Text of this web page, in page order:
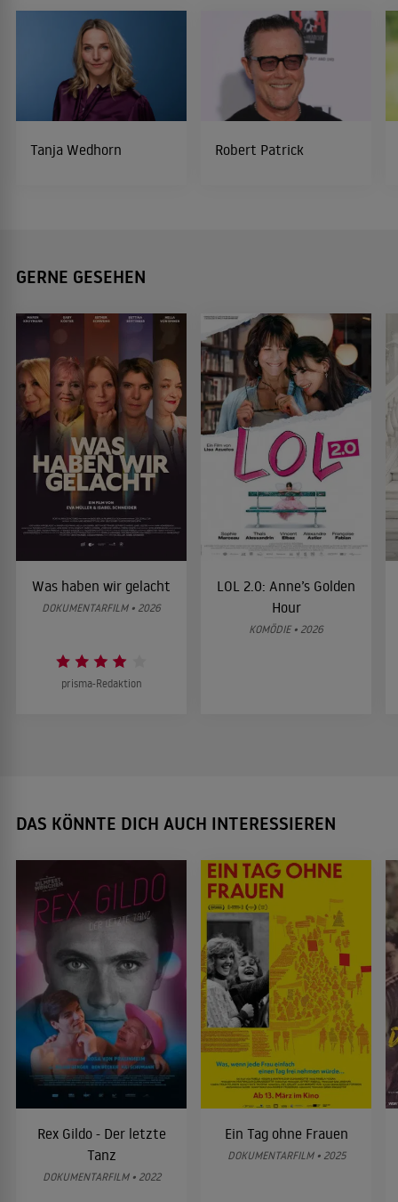
Tanja Wedhorn Robert Patrick
GERNE GESEHEN
Was haben wir gelacht
DOKUMENTARFILM • 2026
prisma-Redaktion
LOL 2.0: Anne’s Golden
Hour
KOMÖDIE • 2026
DAS KÖNNTE DICH AUCH INTERESSIEREN
Rex Gildo - Der letzte
Tanz
DOKUMENTARFILM • 2022
Ein Tag ohne Frauen
DOKUMENTARFILM • 2025